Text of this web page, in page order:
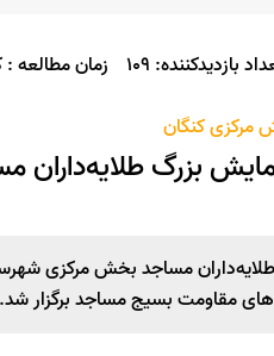
بازدیدکننده: 109
زمان مطالعه
مرکزی کنگان
بزرگ
مساجد بخش مرکزی
مقاومت بسیج مساجد برگزار شد.